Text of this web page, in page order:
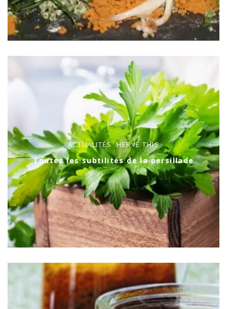
ACTUALITÉS HERVÉ THIS
Toutes les subtilités de la persillade